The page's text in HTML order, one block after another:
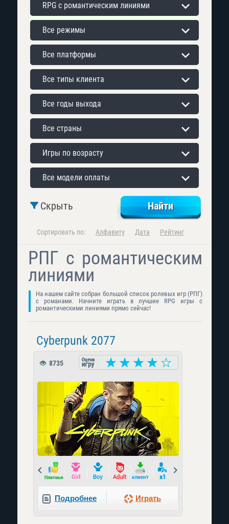
RPG с романтическим линиями
Все режимы
Все платформы
Все типы клиента
Все годы выхода
Все страны
Игры по возрасту
Все модели оплаты
Скрыть
Сортировать по: Алфавиту Дата Рейтинг
РПГ с романтическим
линиями
На нашем сайте собран большой список ролевых игр (РПГ)
с романами. Начните играть в лучшие RPG игры с
романтическими линиями прямо сейчас!
Cyberpunk 2077
8735
Prev
Подробнее Играть